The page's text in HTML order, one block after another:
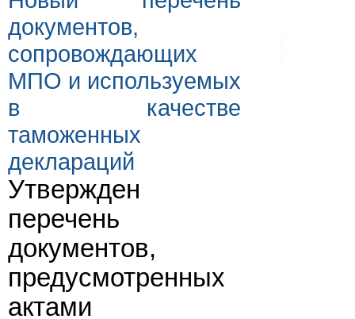
документов,
сопровождающих
МПО и используемых
в качестве
таможенных
деклараций
Утвержден
перечень
документов,
предусмотренных
актами